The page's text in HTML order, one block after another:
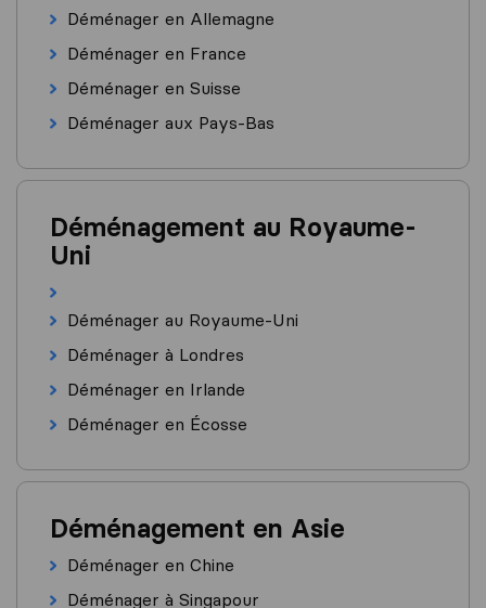
Déménager en Allemagne
Déménager en France
Déménager en Suisse
Déménager aux Pays-Bas
Déménagement au Royaume-
Uni
Déménager au Royaume-Uni
Déménager à Londres
Déménager en Irlande
Déménager en Écosse
Déménagement en Asie
Déménager en Chine
Déménager à Singapour